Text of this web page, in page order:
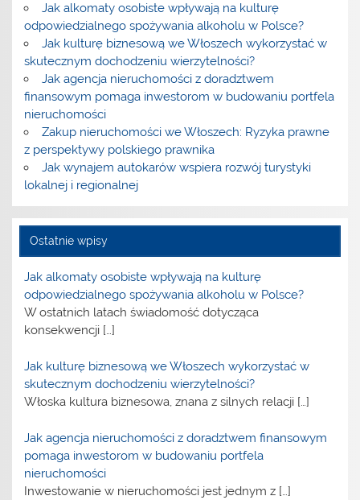
Jak alkomaty osobiste wpływają na kulturę
odpowiedzialnego spożywania alkoholu w Polsce?
Jak kulturę biznesową we Włoszech wykorzystać w
skutecznym dochodzeniu wierzytelności?
Jak agencja nieruchomości z doradztwem
finansowym pomaga inwestorom w budowaniu portfela
nieruchomości
Zakup nieruchomości we Włoszech: Ryzyka prawne
z perspektywy polskiego prawnika
Jak wynajem autokarów wspiera rozwój turystyki
lokalnej i regionalnej
Ostatnie wpisy
Jak alkomaty osobiste wpływają na kulturę
odpowiedzialnego spożywania alkoholu w Polsce?
W ostatnich latach świadomość dotycząca
konsekwencji […]
Jak kulturę biznesową we Włoszech wykorzystać w
skutecznym dochodzeniu wierzytelności?
Włoska kultura biznesowa, znana z silnych relacji […]
Jak agencja nieruchomości z doradztwem finansowym
pomaga inwestorom w budowaniu portfela
nieruchomości
Inwestowanie w nieruchomości jest jednym z […]